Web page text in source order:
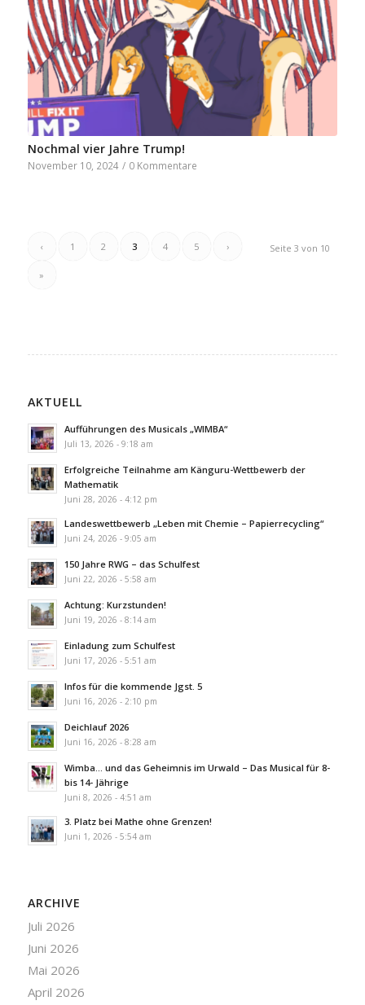
Nochmal vier Jahre Trump!
November 10, 2024 / 0 Kommentare
Seite 3 von 10
‹ 1 2 3 4 5 ›
»
AKTUELL
Aufführungen des Musicals „WIMBA“
Juli 13, 2026 - 9:18 am
Erfolgreiche Teilnahme am Känguru-Wettbewerb der
Mathematik
Juni 28, 2026 - 4:12 pm
Landeswettbewerb „Leben mit Chemie – Papierrecycling“
Juni 24, 2026 - 9:05 am
150 Jahre RWG – das Schulfest
Juni 22, 2026 - 5:58 am
Achtung: Kurzstunden!
Juni 19, 2026 - 8:14 am
Einladung zum Schulfest
Juni 17, 2026 - 5:51 am
Infos für die kommende Jgst. 5
Juni 16, 2026 - 2:10 pm
Deichlauf 2026
Juni 16, 2026 - 8:28 am
Wimba… und das Geheimnis im Urwald – Das Musical für 8-
bis 14- Jährige
Juni 8, 2026 - 4:51 am
3. Platz bei Mathe ohne Grenzen!
Juni 1, 2026 - 5:54 am
ARCHIVE
Juli 2026
Juni 2026
Mai 2026
April 2026